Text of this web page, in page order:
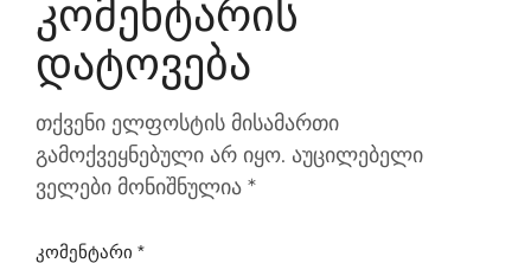
Დატოვება
თქვენი ელფოსტის მისამართი
გამოქვეყნებული არ იყო. აუცილებელი
ველები მონიშნულია *
კომენტარი *